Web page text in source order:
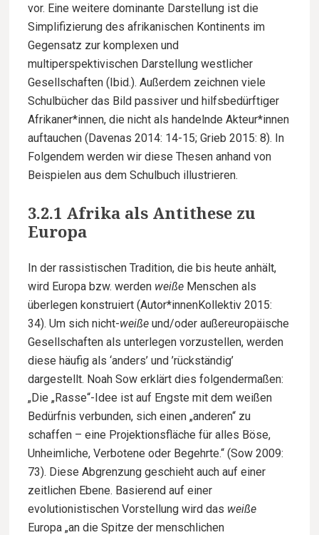
vor. Eine weitere dominante Darstellung ist die
Simplifizierung des afrikanischen Kontinents im
Gegensatz zur komplexen und
multiperspektivischen Darstellung westlicher
Gesellschaften (Ibid.). Außerdem zeichnen viele
Schulbücher das Bild passiver und hilfsbedürftiger
Afrikaner*innen, die nicht als handelnde Akteur*innen
auftauchen (Davenas 2014: 14-15; Grieb 2015: 8). In
Folgendem werden wir diese Thesen anhand von
Beispielen aus dem Schulbuch illustrieren.
3.2.1 Afrika als Antithese zu
Europa
In der rassistischen Tradition, die bis heute anhält,
wird Europa bzw. werden weiße Menschen als
überlegen konstruiert (Autor*innenKollektiv 2015:
34). Um sich nicht-weiße und/oder außereuropäische
Gesellschaften als unterlegen vorzustellen, werden
diese häufig als ‘anders’ und ’rückständig’
dargestellt. Noah Sow erklärt dies folgendermaßen:
„Die „Rasse“-Idee ist auf Engste mit dem weißen
Bedürfnis verbunden, sich einen „anderen“ zu
schaffen – eine Projektionsfläche für alles Böse,
Unheimliche, Verbotene oder Begehrte.“ (Sow 2009:
73). Diese Abgrenzung geschieht auch auf einer
zeitlichen Ebene. Basierend auf einer
evolutionistischen Vorstellung wird das weiße
Europa „an die Spitze der menschlichen